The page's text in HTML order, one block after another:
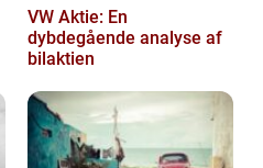
VW Aktie: En
dybdegående analyse af
bilaktien